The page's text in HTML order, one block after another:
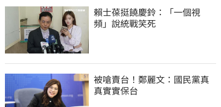
賴士葆挺饒慶鈴：「一個視
頻」說統戰笑死
被嗆賣台！鄭麗文：國民黨真
真實實保台